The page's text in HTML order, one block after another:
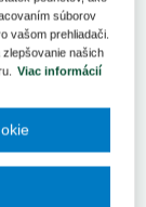
efektívne
zmien v
ako
zdravotnej
súborov
vašom prehliadači.
zlepšovanie našich
Viac informácií